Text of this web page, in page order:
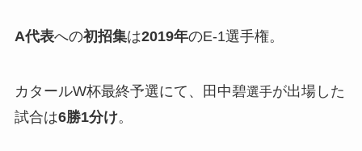
A代表への初招集は2019年のE-1選手権。
カタールW杯最終予選にて、田中碧選手が出場した
試合は6勝1分け。